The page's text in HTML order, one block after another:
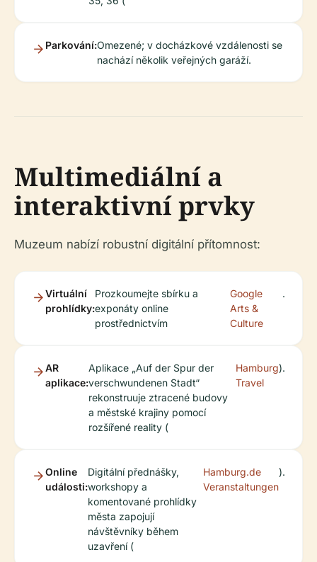
Parkování:Omezené; v docházkové vzdálenosti se
nachází několik veřejných garáží.
Multimediální a
interaktivní prvky
Muzeum nabízí robustní digitální přítomnost:
Virtuální
prohlídky:
Prozkoumejte sbírku a
exponáty online
prostřednictvím
Google
Arts &
Culture
.
AR
aplikace:
Aplikace „Auf der Spur der
verschwundenen Stadt“
rekonstruuje ztracené budovy
a městské krajiny pomocí
rozšířené reality (
Hamburg
Travel
).
Online
události:
Digitální přednášky,
workshopy a
komentované prohlídky
města zapojují
návštěvníky během
uzavření (
Hamburg.de
Veranstaltungen
).